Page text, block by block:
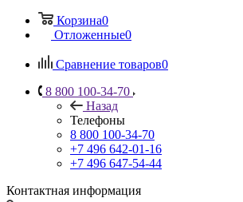
Корзина0
Отложенные0
Сравнение товаров0
8 800 100-34-70
Назад
Телефоны
8 800 100-34-70
+7 496 642-01-16
+7 496 647-54-44
Контактная информация